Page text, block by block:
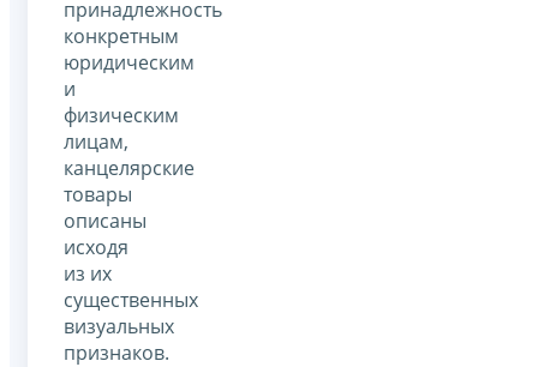
принадлежность
конкретным
юридическим
и
физическим
лицам,
канцелярские
товары
описаны
исходя
из их
существенных
визуальных
признаков.